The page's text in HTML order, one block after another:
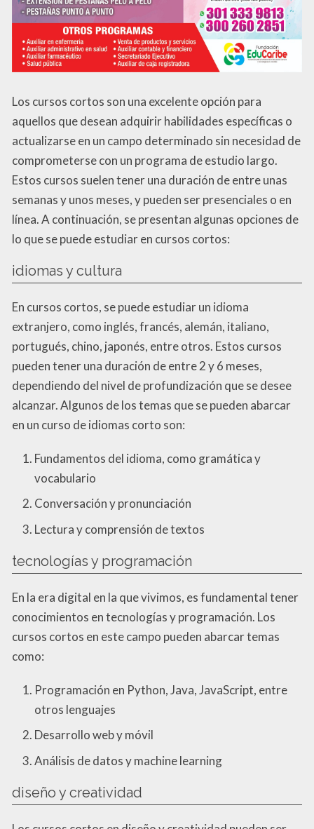
Los cursos cortos son una excelente opción para
aquellos que desean adquirir habilidades específicas o
actualizarse en un campo determinado sin necesidad de
comprometerse con un programa de estudio largo.
Estos cursos suelen tener una duración de entre unas
semanas y unos meses, y pueden ser presenciales o en
línea. A continuación, se presentan algunas opciones de
lo que se puede estudiar en cursos cortos:
idiomas y cultura
En cursos cortos, se puede estudiar un idioma
extranjero, como inglés, francés, alemán, italiano,
portugués, chino, japonés, entre otros. Estos cursos
pueden tener una duración de entre 2 y 6 meses,
dependiendo del nivel de profundización que se desee
alcanzar. Algunos de los temas que se pueden abarcar
en un curso de idiomas corto son:
Fundamentos del idioma, como gramática y
vocabulario
Conversación y pronunciación
Lectura y comprensión de textos
tecnologías y programación
En la era digital en la que vivimos, es fundamental tener
conocimientos en tecnologías y programación. Los
cursos cortos en este campo pueden abarcar temas
como:
Programación en Python, Java, JavaScript, entre
otros lenguajes
Desarrollo web y móvil
Análisis de datos y machine learning
diseño y creatividad